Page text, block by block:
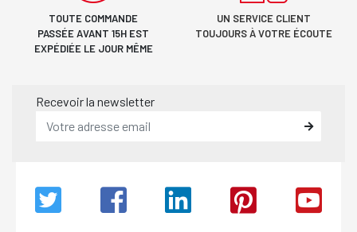
TOUTE COMMANDE
PASSÉE AVANT 15H EST
EXPÉDIÉE LE JOUR MÊME
UN SERVICE CLIENT
TOUJOURS À VOTRE ÉCOUTE
Recevoir la newsletter